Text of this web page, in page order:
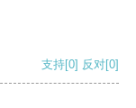
支持[0] 反对[0]